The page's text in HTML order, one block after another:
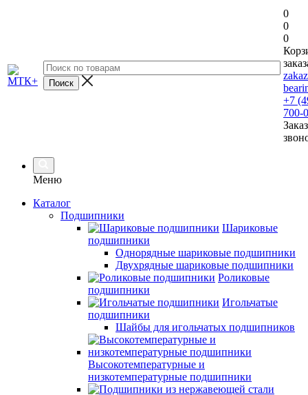
0
0
0
+7
700-
Меню
Каталог
Подшипники
Шариковые
подшипники
Однорядные шариковые подшипники
Двухрядные шариковые подшипники
Роликовые
подшипники
Игольчатые
подшипники
Шайбы для игольчатых подшипников
Высокотемпературные и
низкотемпературные подшипники